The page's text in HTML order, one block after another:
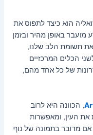
הוא כיצד לתפוס את
באופן מהיר ובזמן
תשומת הלב שלנו,
הכלים המרכזיים
של כל אחד מהם,
, הכוונה היא לרוב
העין, ומאפשרות
מדובר בתמונה של נוף